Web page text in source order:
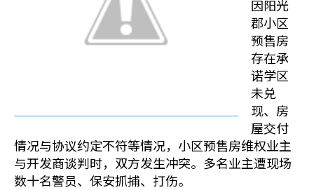
因阳光
郡小区
预售房
存在承
诺学区
未兑
现、房
屋交付
情况与协议约定不符等情况，小区预售房维权业主
与开发商谈判时，双方发生冲突。多名业主遭现场
数十名警员、保安抓捕、打伤。